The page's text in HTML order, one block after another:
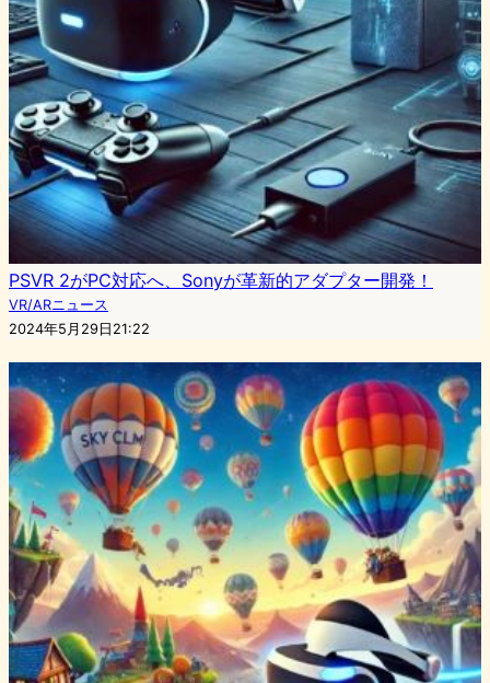
PSVR 2がPC対応へ、Sonyが革新的アダプター開発！
VR/ARニュース
2024年5月29日21:22